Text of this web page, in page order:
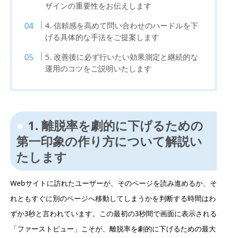
ザインの重要性をお伝えします
4. 信頼感を高めて問い合わせのハードルを下
げる具体的な手法をご提案します
5. 改善後に必ず行いたい効果測定と継続的な
運用のコツをご説明いたします
1. 離脱率を劇的に下げるための
第一印象の作り方について解説い
たします
Webサイトに訪れたユーザーが、そのページを読み進めるか、そ
れともすぐに別のページへ移動してしまうかを判断する時間はわ
ずか3秒と言われています。この最初の3秒間で画面に表示される
「ファーストビュー」こそが、離脱率を劇的に下げるための最大